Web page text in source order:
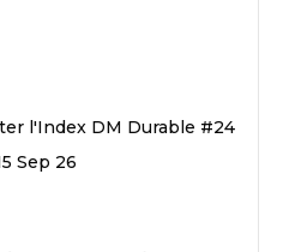
l'Index DM Durable #24
Sep 26